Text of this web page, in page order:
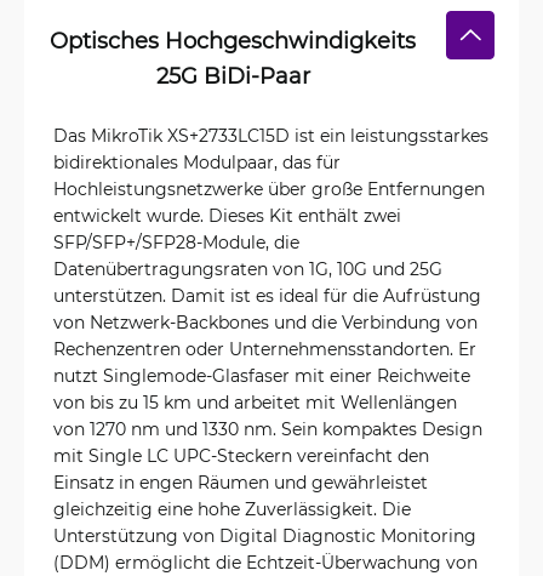
Optisches Hochgeschwindigkeits
25G BiDi-Paar
Das MikroTik XS+2733LC15D ist ein leistungsstarkes
bidirektionales Modulpaar, das für
Hochleistungsnetzwerke über große Entfernungen
entwickelt wurde. Dieses Kit enthält zwei
SFP/SFP+/SFP28-Module, die
Datenübertragungsraten von 1G, 10G und 25G
unterstützen. Damit ist es ideal für die Aufrüstung
von Netzwerk-Backbones und die Verbindung von
Rechenzentren oder Unternehmensstandorten. Er
nutzt Singlemode-Glasfaser mit einer Reichweite
von bis zu 15 km und arbeitet mit Wellenlängen
von 1270 nm und 1330 nm. Sein kompaktes Design
mit Single LC UPC-Steckern vereinfacht den
Einsatz in engen Räumen und gewährleistet
gleichzeitig eine hohe Zuverlässigkeit. Die
Unterstützung von Digital Diagnostic Monitoring
(DDM) ermöglicht die Echtzeit-Überwachung von